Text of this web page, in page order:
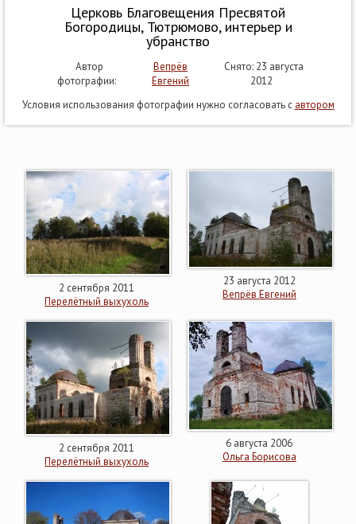
Церковь Благовещения Пресвятой
Богородицы, Тютрюмово, интерьер и
убранство
Автор
фотографии:
Вепрёв
Евгений
Снято: 23 августа
2012
Условия использования фотографии нужно согласовать с автором
2 сентября 2011
Перелётный выхухоль
23 августа 2012
Вепрёв Евгений
2 сентября 2011
Перелётный выхухоль
6 августа 2006
Ольга Борисова